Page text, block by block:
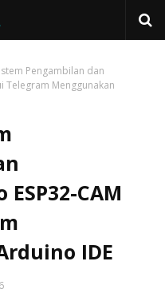
Pengambilan dan
Telegram Menggunakan
CAM
IDE